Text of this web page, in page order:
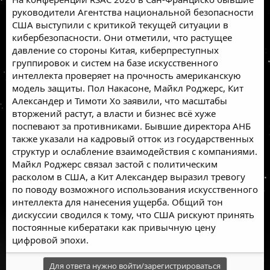
руководители Агентства национальной безопасности
США выступили с критикой текущей ситуации в
кибербезопасности. Они отметили, что растущее
давление со стороны Китая, киберпреступных
группировок и систем на базе искусственного
интеллекта проверяет на прочность американскую
модель защиты. Пол Накасоне, Майкл Роджерс, Кит
Александер и Тимоти Хо заявили, что масштабы
вторжений растут, а власти и бизнес всё хуже
поспевают за противниками. Бывшие директора АНБ
также указали на кадровый отток из государственных
структур и ослабление взаимодействия с компаниями.
Майкл Роджерс связал застой с политическим
расколом в США, а Кит Александер выразил тревогу
по поводу возможного использования искусственного
интеллекта для нанесения ущерба. Общий тон
дискуссии сводился к тому, что США рискуют принять
постоянные кибератаки как привычную цену
цифровой эпохи.
Для ответа нужно войти/зарегистрироваться